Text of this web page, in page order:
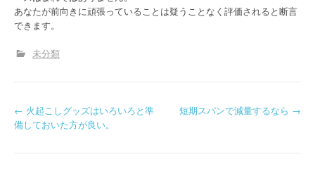
あなたが前向きに頑張っていることは疑うことなく評価されると断言
できます。
未分類
P
← 火起こしグッズはいろいろと準
備しておいた方が良い。
短期スパンで減量するなら →